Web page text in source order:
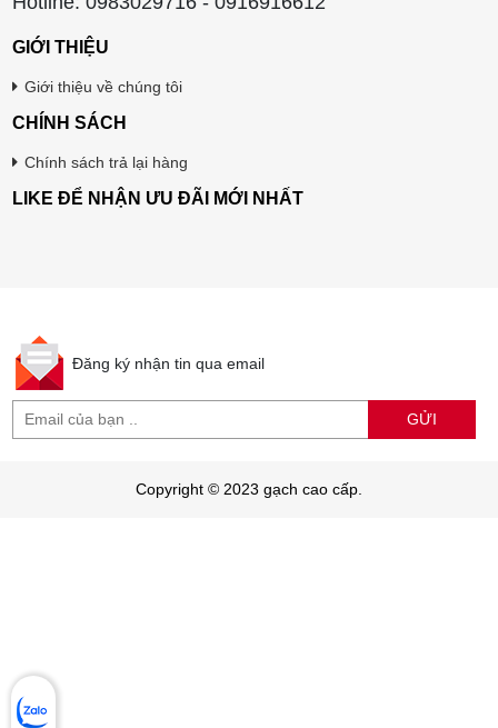
GIỚI THIỆU
Giới thiệu về chúng tôi
CHÍNH SÁCH
Chính sách trả lại hàng
LIKE ĐỂ NHẬN ƯU ĐÃI MỚI NHẤT
Đăng ký nhận tin qua email
GỬI
Copyright © 2023 gạch cao cấp.